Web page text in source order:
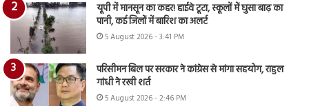
यूपी में मानसून का कहर! हाईवे टूटा, स्कूलों में घुसा बाढ़ का
पानी, कई जिलों में बारिश का अलर्ट
5 August 2026 - 3:41 PM
परिसीमन बिल पर सरकार ने कांग्रेस से मांगा सहयोग, राहुल
गांधी ने रखी शर्त
5 August 2026 - 2:46 PM